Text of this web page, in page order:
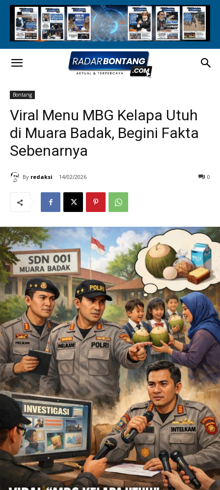
Bontang
Viral Menu MBG Kelapa Utuh
di Muara Badak, Begini Fakta
Sebenarnya
By redaksi 14/02/2026 0